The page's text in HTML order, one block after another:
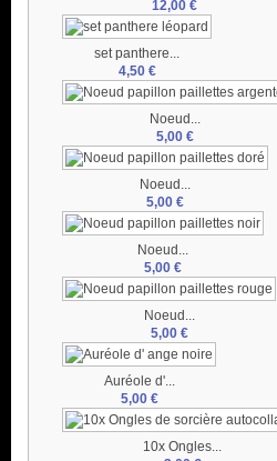
12,00 €
set panthere...
4,50 €
Noeud...
5,00 €
Noeud...
5,00 €
Noeud...
5,00 €
Noeud...
5,00 €
Auréole d'...
5,00 €
10x Ongles...